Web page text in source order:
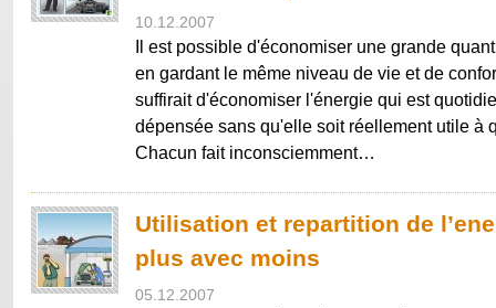
10.12.2007
Il est possible d'économiser une grande
en gardant le même niveau de vie et de
suffirait d'économiser l'énergie qui est
dépensée sans qu'elle soit réellement utile à
Chacun fait inconsciemment…
Utilisation et repartition de
plus avec moins
05.12.2007